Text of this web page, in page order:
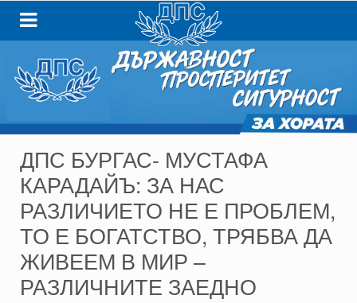
ДПС БУРГАС- МУСТАФА
КАРАДАЙЪ: ЗА НАС
РАЗЛИЧИЕТО НЕ Е ПРОБЛЕМ,
ТО Е БОГАТСТВО, ТРЯБВА ДА
ЖИВЕЕМ В МИР –
РАЗЛИЧНИТЕ ЗАЕДНО